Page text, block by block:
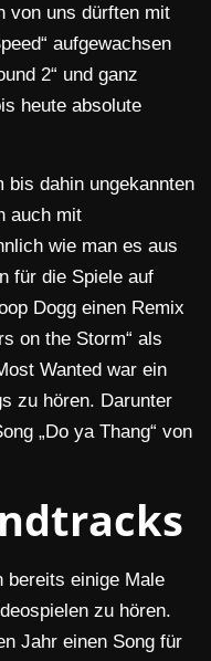
von uns dürften mit
aufgewachsen
2“ und ganz
heute absolute
bis dahin ungekannten
auch mit
wie man es aus
für die Spiele auf
Dogg einen Remix
on the Storm“ als
Wanted war ein
zu hören. Darunter
„Do ya Thang“ von
bereits einige Male
zu hören.
Jahr einen Song für